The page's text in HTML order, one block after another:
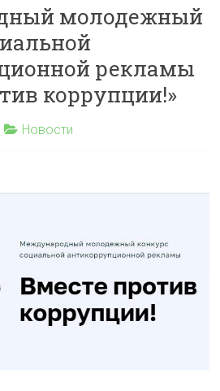
молодежный
рекламы
коррупции!»
Новости